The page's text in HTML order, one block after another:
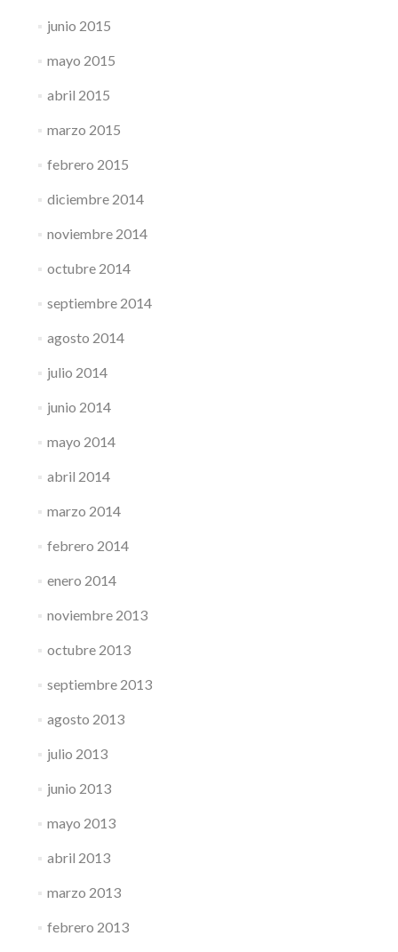
junio 2015
mayo 2015
abril 2015
marzo 2015
febrero 2015
diciembre 2014
noviembre 2014
octubre 2014
septiembre 2014
agosto 2014
julio 2014
junio 2014
mayo 2014
abril 2014
marzo 2014
febrero 2014
enero 2014
noviembre 2013
octubre 2013
septiembre 2013
agosto 2013
julio 2013
junio 2013
mayo 2013
abril 2013
marzo 2013
febrero 2013